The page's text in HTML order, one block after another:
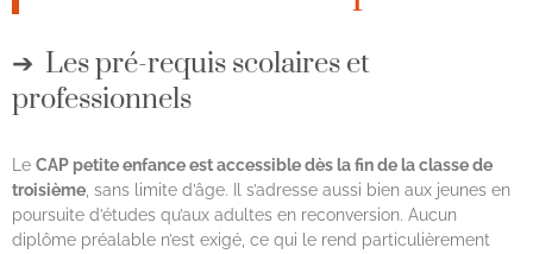
Les pré-requis scolaires et
professionnels
Le CAP petite enfance est accessible dès la fin de la classe de
troisième , sans limite d’âge. Il s’adresse aussi bien aux jeunes en
poursuite d’études qu’aux adultes en reconversion. Aucun
diplôme préalable n’est exigé, ce qui le rend particulièrement